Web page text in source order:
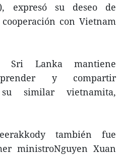
expresó su deseo de
con Vietnam
Sri Lanka mantiene
y compartir
similar vietnamita,
también fue
ministroNguyen Xuan